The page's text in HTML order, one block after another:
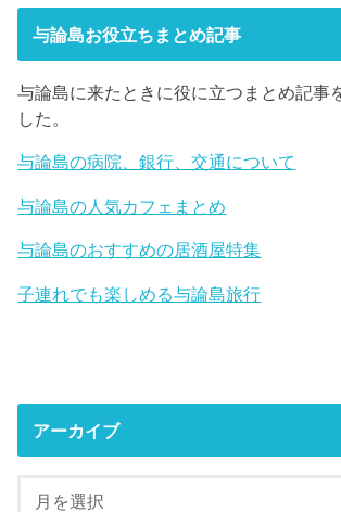
与論島お役立ちまとめ記事
与論島に来たときに役に立つまとめ記事
した。
与論島の病院、銀行、交通について
与論島の人気カフェまとめ
与論島のおすすめの居酒屋特集
子連れでも楽しめる与論島旅行
アーカイブ